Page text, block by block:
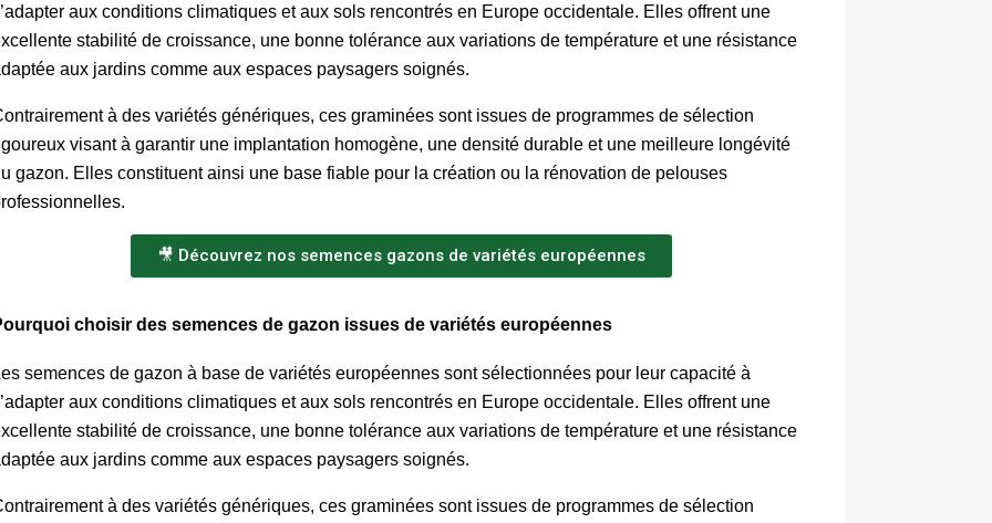
aux conditions climatiques et aux sols rencontrés en Europe occidentale. Elles offrent une
stabilité de croissance, une bonne tolérance aux variations de température et une résistance
aux jardins comme aux espaces paysagers soignés.
à des variétés génériques, ces graminées sont issues de programmes de sélection
visant à garantir une implantation homogène, une densité durable et une meilleure longévité
gazon. Elles constituent ainsi une base fiable pour la création ou la rénovation de pelouses
🎥 Découvrez nos semences gazons de variétés européennes
choisir des semences de gazon issues de variétés européennes
semences de gazon à base de variétés européennes sont sélectionnées pour leur capacité à
aux conditions climatiques et aux sols rencontrés en Europe occidentale. Elles offrent une
stabilité de croissance, une bonne tolérance aux variations de température et une résistance
aux jardins comme aux espaces paysagers soignés.
à des variétés génériques, ces graminées sont issues de programmes de sélection